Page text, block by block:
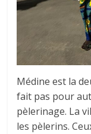
Médine est la
fait pas pour
pèlerinage. La
les pèlerins.